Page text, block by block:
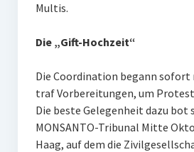
Multis.
Die „Gift-Hochzeit“
Die Coordination begann sofort
traf Vorbereitungen, um
Die beste Gelegenheit dazu bot
MONSANTO-Tribunal Mitte
Haag, auf dem die